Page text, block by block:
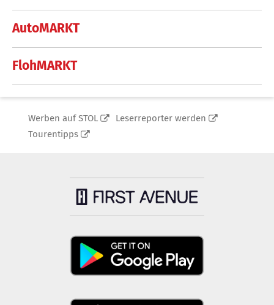
AutoMARKT
FlohMARKT
Werben auf STOL
Leserreporter werden
Tourentipps